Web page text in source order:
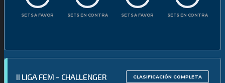
SETS A FAVOR SETS EN CONTRA SETS A FAVOR SETS EN CONTRA
II LIGA FEM - CHALLENGER CLASIFICACIÓN COMPLETA